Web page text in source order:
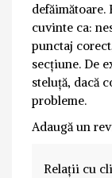
cuvinte ca:
punctaj
secțiune. De
steluță, dacă
probleme.
Adaugă un
Relații cu